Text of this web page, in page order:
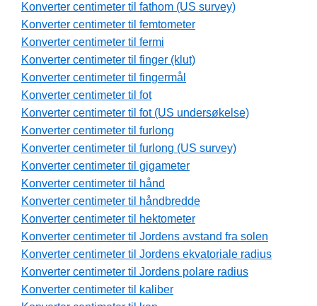
Konverter centimeter til fathom (US survey)
Konverter centimeter til femtometer
Konverter centimeter til fermi
Konverter centimeter til finger (klut)
Konverter centimeter til fingermål
Konverter centimeter til fot
Konverter centimeter til fot (US undersøkelse)
Konverter centimeter til furlong
Konverter centimeter til furlong (US survey)
Konverter centimeter til gigameter
Konverter centimeter til hånd
Konverter centimeter til håndbredde
Konverter centimeter til hektometer
Konverter centimeter til Jordens avstand fra solen
Konverter centimeter til Jordens ekvatoriale radius
Konverter centimeter til Jordens polare radius
Konverter centimeter til kaliber